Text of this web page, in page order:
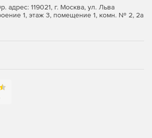
адрес: 119021, г. Москва, ул. Льва
1, этаж 3, помещение 1, комн. № 2, 2а